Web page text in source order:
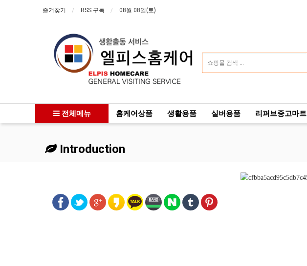
즐겨찾기 RSS 구독 08월 08일(토)
전체메뉴 홈케어상품 생활용품 실버용품 리퍼브중고마트
Introduction